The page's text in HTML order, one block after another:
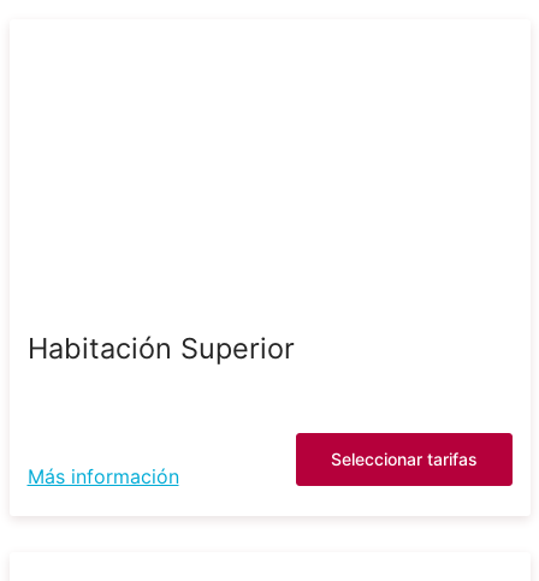
Habitación Superior
Más información
Seleccionar tarifas